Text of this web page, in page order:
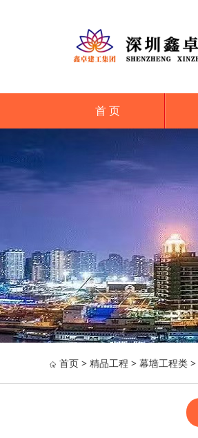
首 页
 首页 > 精品工程 > 幕墙工程类 >